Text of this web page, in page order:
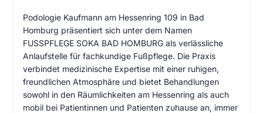
Podologie Kaufmann am Hessenring 109 in Bad
Homburg präsentiert sich unter dem Namen
FUSSPFLEGE SOKA BAD HOMBURG als verlässliche
Anlaufstelle für fachkundige Fußpflege. Die Praxis
verbindet medizinische Expertise mit einer ruhigen,
freundlichen Atmosphäre und bietet Behandlungen
sowohl in den Räumlichkeiten am Hessenring als auch
mobil bei Patientinnen und Patienten zuhause an, immer